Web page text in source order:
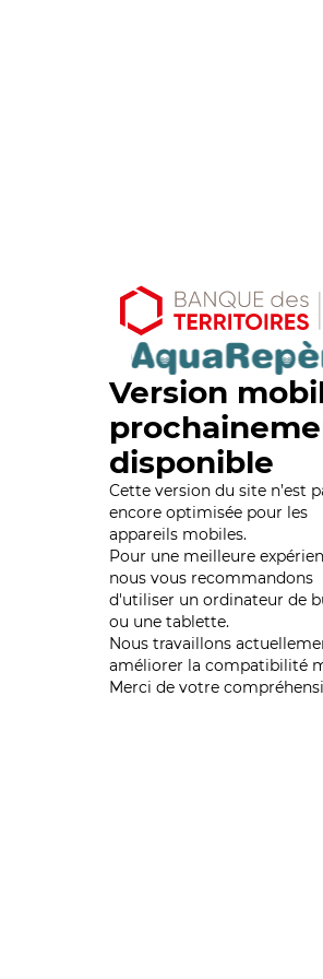
Version
disponible
Cette version du site n’est
encore optimisée pour les
appareils mobiles.
Pour une meilleure
nous vous recommandons
d'utiliser un ordinateur de
ou une tablette.
Nous travaillons
améliorer la compatibilité
Merci de votre